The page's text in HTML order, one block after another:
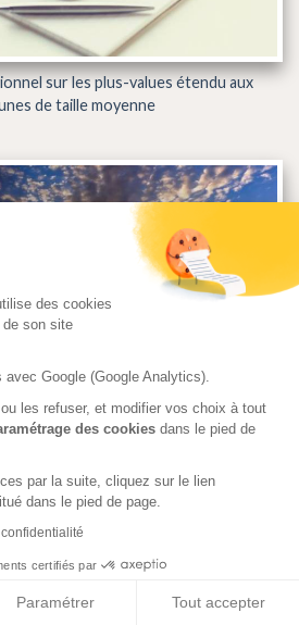
des cookies
de son site
Google (Google Analytics).
les refuser, et modifier vos choix à tout
des cookies dans le pied de
par la suite, cliquez sur le lien
dans le pied de page.
certifiés par
Paramétrer Tout accepter
sur les plus-values étendu aux
de taille moyenne
brutal à la délivrance des permis de